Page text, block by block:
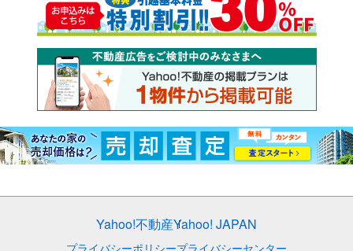
Yahoo!不動産Yahoo! JAPAN
プライバシーポリシープライバシーセンター